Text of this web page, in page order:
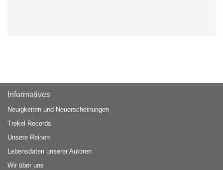
Informatives
Neuigkeiten und Neuerscheinungen
Trekel Records
Unsere Reihen
Lebensdaten unserer Autoren
Wir über uns